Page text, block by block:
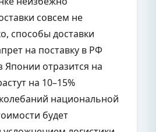
совсем не
способы доставки
на поставку в РФ
Японии отразится на
на 10–15%
национальной
будет